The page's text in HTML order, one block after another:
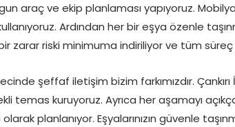
araç ve ekip planlaması yapıyoruz.
Ardından her bir eşya özenle
zarar riski minimuma indiriliyor ve tüm
şeffaf iletişim bizim farkımızdır.
temas kuruyoruz. Ayrıca her aşamayı açıkça
planlanıyor. Eşyalarınızın güvenle